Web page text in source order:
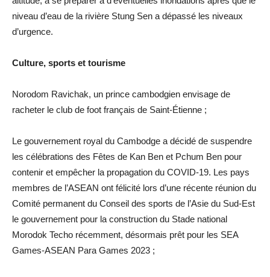
niveau d’eau de la rivière Stung Sen a dépassé les niveaux
d’urgence.
Culture, sports et tourisme
Norodom Ravichak, un prince cambodgien envisage de
racheter le club de foot français de Saint-Étienne ;
Le gouvernement royal du Cambodge a décidé de suspendre
les célébrations des Fêtes de Kan Ben et Pchum Ben pour
contenir et empêcher la propagation du COVID-19. Les pays
membres de l’ASEAN ont félicité lors d’une récente réunion du
Comité permanent du Conseil des sports de l’Asie du Sud-Est
le gouvernement pour la construction du Stade national
Morodok Techo récemment, désormais prêt pour les SEA
Games-ASEAN Para Games 2023 ;